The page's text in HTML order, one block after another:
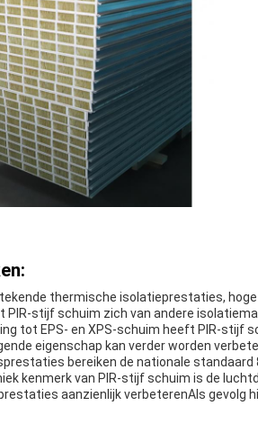
thermische isolatieprestaties,
PIR-stijf schuim zich van andere
tot EPS- en XPS-schuim heeft PIR-stijf
eigenschap kan verder worden
bereiken de nationale standaard
kenmerk van PIR-stijf schuim is de
aanzienlijk verbeterenAls gevolg